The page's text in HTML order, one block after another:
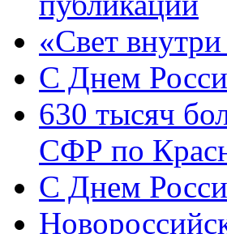
«Свет
C Днем
630 тысяч
СФР по
C Днем